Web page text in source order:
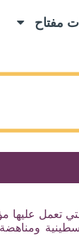
مفتاح
تعمل